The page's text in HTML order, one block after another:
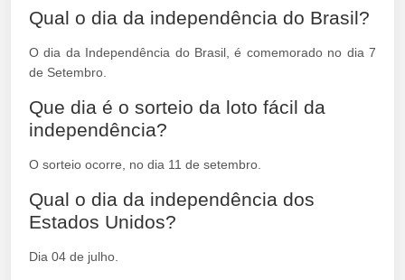
Qual o dia da independência do Brasil?
O dia da Independência do Brasil, é comemorado no dia 7
de Setembro.
Que dia é o sorteio da loto fácil da
independência?
O sorteio ocorre, no dia 11 de setembro.
Qual o dia da independência dos
Estados Unidos?
Dia 04 de julho.